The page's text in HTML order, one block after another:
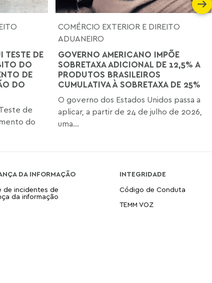
TESTE DE
DO
DE
DO
de
do
COMÉRCIO EXTERIOR E DIREITO
ADUANEIRO
GOVERNO AMERICANO IMPÕE
SOBRETAXA ADICIONAL DE 12,5% A
PRODUTOS BRASILEIROS
CUMULATIVA À SOBRETAXA DE 25%
O governo dos Estados Unidos passa a
aplicar, a partir de 24 de julho de 2026,
uma...
DA INFORMAÇÃO
de incidentes de
da informação
INTEGRIDADE
Código de Conduta
TEMM VOZ